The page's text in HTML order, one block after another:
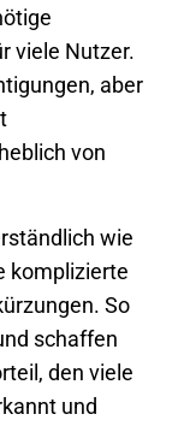
viele Nutzer.
aber
von
wie
komplizierte
So
schaffen
den viele
und